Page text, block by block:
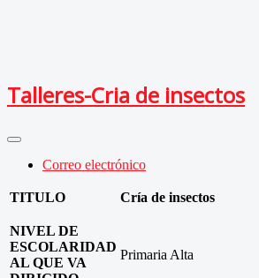
Talleres-Cria de insectos
Correo electrónico
TITULO Cría de insectos
NIVEL DE
ESCOLARIDAD
AL QUE VA
Primaria Alta